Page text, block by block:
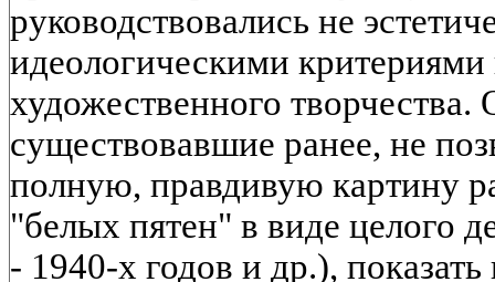
руководствовались не
идеологическими критериями
художественного творчества.
существовавшие ранее, не
полную, правдивую картину
"белых пятен" в виде целого
- 1940-х годов и др.),